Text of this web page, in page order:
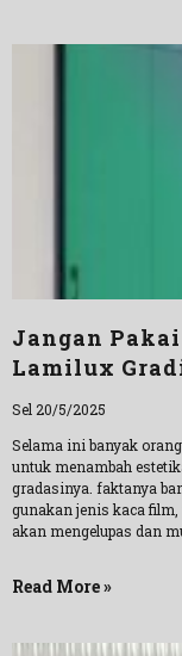
Jangan
Lamilux
Sel 20/5/2025
Selama ini banyak
untuk menambah
gradasinya. faktanya
gunakan jenis kaca
akan mengelupas dan
Read More »